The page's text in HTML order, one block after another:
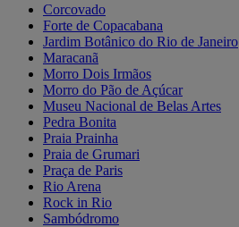
Corcovado
Forte de Copacabana
Jardim Botânico do Rio de Janeiro
Maracanã
Morro Dois Irmãos
Morro do Pão de Açúcar
Museu Nacional de Belas Artes
Pedra Bonita
Praia Prainha
Praia de Grumari
Praça de Paris
Rio Arena
Rock in Rio
Sambódromo